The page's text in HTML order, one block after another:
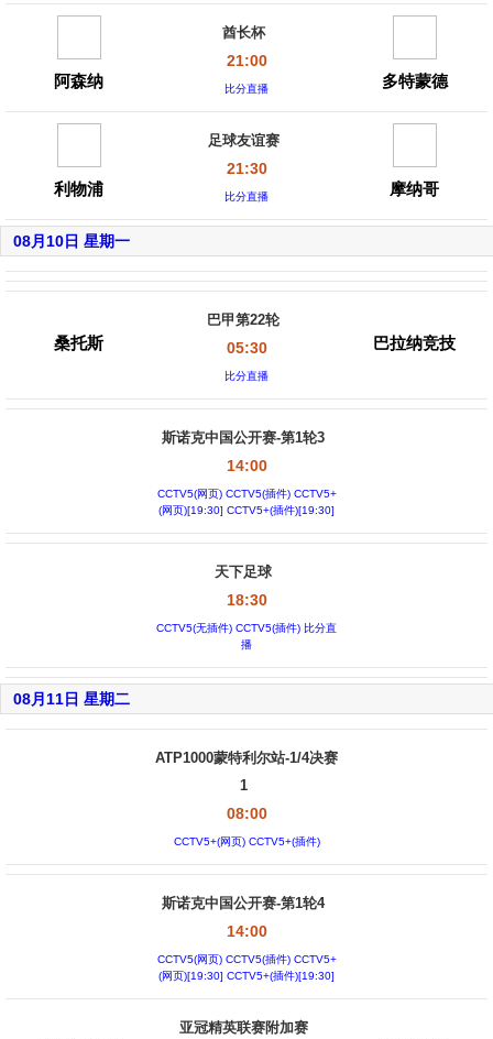
阿森纳
酋长杯
21:00
比分直播 多特蒙德
利物浦
足球友谊赛
21:30
比分直播 摩纳哥
08月10日 星期一
桑托斯
巴甲第22轮
05:30
比分直播
巴拉纳竞技
斯诺克中国公开赛-第1轮3
14:00
CCTV5(网页) CCTV5(插件) CCTV5+
(网页)[19:30] CCTV5+(插件)[19:30]
天下足球
18:30
CCTV5(无插件) CCTV5(插件) 比分直
播
08月11日 星期二
ATP1000蒙特利尔站-1/4决赛
1
08:00
CCTV5+(网页) CCTV5+(插件)
斯诺克中国公开赛-第1轮4
14:00
CCTV5(网页) CCTV5(插件) CCTV5+
(网页)[19:30] CCTV5+(插件)[19:30]
亚冠精英联赛附加赛